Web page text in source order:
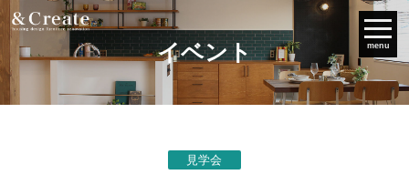
menu
イベント
見学会